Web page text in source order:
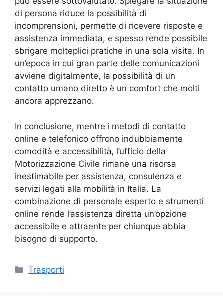
di persona riduce la possibilità di
incomprensioni, permette di ricevere risposte e
assistenza immediata, e spesso rende possibile
sbrigare molteplici pratiche in una sola visita. In
un’epoca in cui gran parte delle comunicazioni
avviene digitalmente, la possibilità di un
contatto umano diretto è un comfort che molti
ancora apprezzano.
In conclusione, mentre i metodi di contatto
online e telefonico offrono indubbiamente
comodità e accessibilità, l’ufficio della
Motorizzazione Civile rimane una risorsa
inestimabile per assistenza, consulenza e
servizi legati alla mobilità in Italia. La
combinazione di personale esperto e strumenti
online rende l’assistenza diretta un’opzione
accessibile e attraente per chiunque abbia
bisogno di supporto.
Categorie
Trasporti